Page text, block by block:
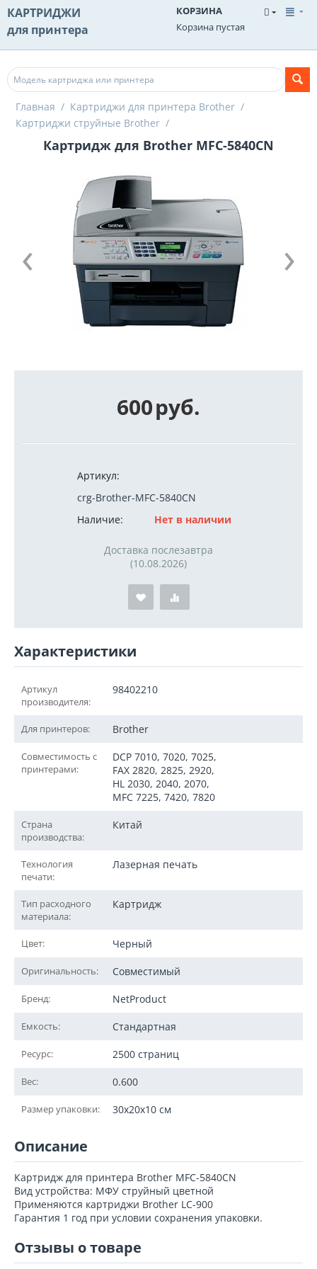
КАРТРИДЖИ
для принтера
КОРЗИНА
Корзина пустая
Главная / Картриджи для принтера Brother /
Картриджи струйные Brother /
Картридж для Brother MFC-5840CN
600руб.
Артикул:
crg-Brother-MFC-5840CN
Наличие:
Нет в наличии
Доставка послезавтра
(10.08.2026)
Характеристики
Артикул
производителя:
98402210
Для принтеров: Brother
Совместимость с
принтерами:
DCP 7010, 7020, 7025,
FAX 2820, 2825, 2920,
HL 2030, 2040, 2070,
MFC 7225, 7420, 7820
Страна
производства:
Китай
Технология
печати:
Лазерная печать
Тип расходного
материала:
Картридж
Цвет: Черный
Оригинальность: Совместимый
Бренд: NetProduct
Емкость: Стандартная
Ресурс: 2500 страниц
Вес: 0.600
Размер упаковки: 30x20x10 см
Описание
Картридж для принтера Brother MFC-5840CN
Вид устройства: МФУ струйный цветной
Применяются картриджи Brother LC-900
Гарантия 1 год при условии сохранения упаковки.
Отзывы о товаре